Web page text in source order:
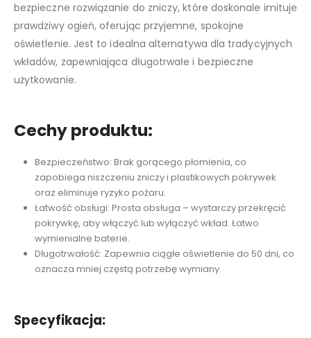
bezpieczne rozwiązanie do zniczy, które doskonale imituje
prawdziwy ogień, oferując przyjemne, spokojne
oświetlenie. Jest to idealna alternatywa dla tradycyjnych
wkładów, zapewniająca długotrwałe i bezpieczne
użytkowanie.
Cechy produktu:
Bezpieczeństwo: Brak gorącego płomienia, co
zapobiega niszczeniu zniczy i plastikowych pokrywek
oraz eliminuje ryzyko pożaru.
Łatwość obsługi: Prosta obsługa – wystarczy przekręcić
pokrywkę, aby włączyć lub wyłączyć wkład. Łatwo
wymienialne baterie.
Długotrwałość: Zapewnia ciągłe oświetlenie do 50 dni, co
oznacza mniej częstą potrzebę wymiany.
Specyfikacja: